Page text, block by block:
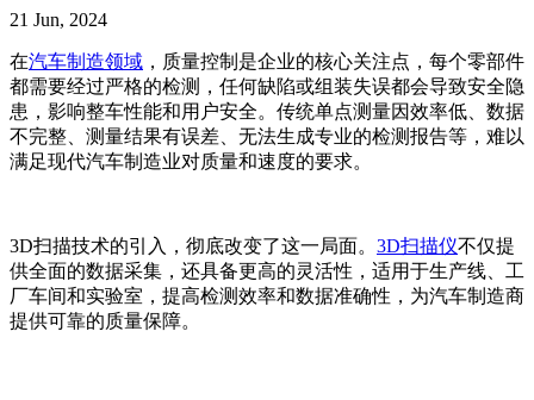
21 Jun, 2024
在汽车制造领域 ，质量控制是企业的核心关注点，每个零部件
都需要经过严格的检测，任何缺陷或组装失误都会导致安全隐
患，影响整车性能和用户安全。传统单点测量因效率低、数据
不完整、测量结果有误差、无法生成专业的检测报告等，难以
满足现代汽车制造业对质量和速度的要求。
3D扫描技术的引入，彻底改变了这一局面。 3D扫描仪不仅提
供全面的数据采集，还具备更高的灵活性，适用于生产线、工
厂车间和实验室，提高检测效率和数据准确性，为汽车制造商
提供可靠的质量保障。